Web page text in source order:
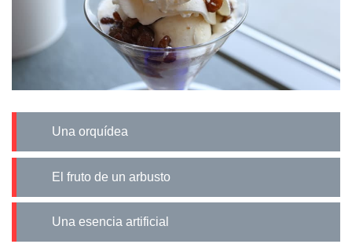
Una orquídea
El fruto de un arbusto
Una esencia artificial